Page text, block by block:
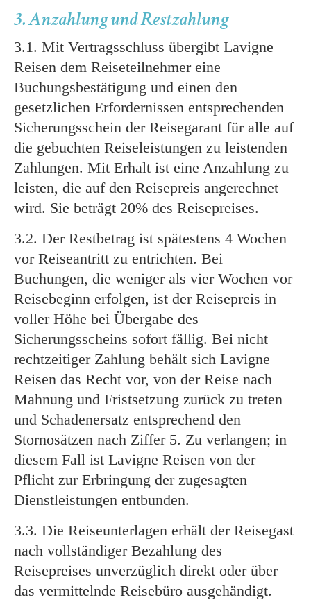
3. Anzahlung und Restzahlung
3.1. Mit Vertragsschluss übergibt Lavigne
Reisen dem Reiseteilnehmer eine
Buchungsbestätigung und einen den
gesetzlichen Erfordernissen entsprechenden
Sicherungsschein der Reisegarant für alle auf
die gebuchten Reiseleistungen zu leistenden
Zahlungen. Mit Erhalt ist eine Anzahlung zu
leisten, die auf den Reisepreis angerechnet
wird. Sie beträgt 20% des Reisepreises.
3.2. Der Restbetrag ist spätestens 4 Wochen
vor Reiseantritt zu entrichten. Bei
Buchungen, die weniger als vier Wochen vor
Reisebeginn erfolgen, ist der Reisepreis in
voller Höhe bei Übergabe des
Sicherungsscheins sofort fällig. Bei nicht
rechtzeitiger Zahlung behält sich Lavigne
Reisen das Recht vor, von der Reise nach
Mahnung und Fristsetzung zurück zu treten
und Schadenersatz entsprechend den
Stornosätzen nach Ziffer 5. Zu verlangen; in
diesem Fall ist Lavigne Reisen von der
Pflicht zur Erbringung der zugesagten
Dienstleistungen entbunden.
3.3. Die Reiseunterlagen erhält der Reisegast
nach vollständiger Bezahlung des
Reisepreises unverzüglich direkt oder über
das vermittelnde Reisebüro ausgehändigt.